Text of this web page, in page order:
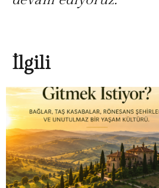
İlgili